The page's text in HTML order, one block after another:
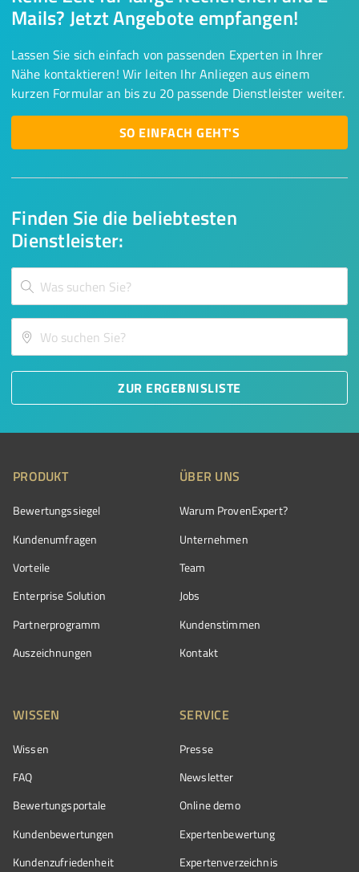
Finden Sie die beliebtesten
Dienstleister:
ZUR ERGEBNISLISTE
Mails? Jetzt Angebote empfangen!
Lassen Sie sich einfach von passenden Experten in Ihrer
Nähe kontaktieren! Wir leiten Ihr Anliegen aus einem
kurzen Formular an bis zu 20 passende Dienstleister weiter.
SO EINFACH GEHT'S
PRODUKT
Bewertungssiegel
Kundenumfragen
Vorteile
Enterprise Solution
Partnerprogramm
Auszeichnungen
ÜBER UNS
Warum ProvenExpert?
Unternehmen
Team
Jobs
Kundenstimmen
Kontakt
WISSEN
Wissen
FAQ
Bewertungsportale
Kundenbewertungen
Kundenzufriedenheit
SERVICE
Presse
Newsletter
Online demo
Expertenbewertung
Expertenverzeichnis